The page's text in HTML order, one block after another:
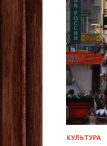
КУЛЬТУРА